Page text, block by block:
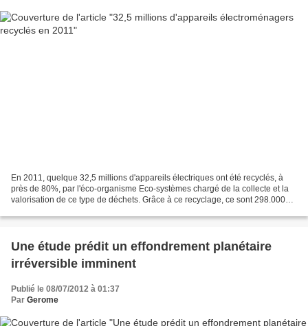
En 2011, quelque 32,5 millions d'appareils électriques ont été recyclés, à
près de 80%, par l'éco-organisme Eco-systèmes chargé de la collecte et la
valorisation de ce type de déchets. Grâce à ce recyclage, ce sont 298.000
Une étude prédit un effondrement planétaire
irréversible imminent
Publié le 08/07/2012 à 01:37
Par Gerome